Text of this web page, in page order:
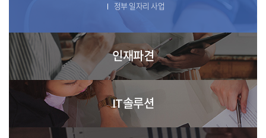
정부 일자리 사업
인재파견
IT솔루션